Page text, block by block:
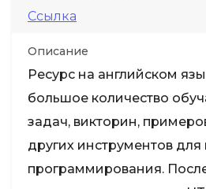
Ссылка
Описание
Ресурс на английском
большое количество
задач, викторин,
других инструментов для
программирования.